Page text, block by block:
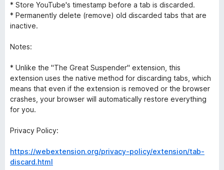
* Store YouTube's timestamp before a tab is discarded.
* Permanently delete (remove) old discarded tabs that are
inactive.
Notes:
* Unlike the "The Great Suspender" extension, this
extension uses the native method for discarding tabs, which
means that even if the extension is removed or the browser
crashes, your browser will automatically restore everything
for you.
Privacy Policy:
https://webextension.org/privacy-policy/extension/tab-
discard.html